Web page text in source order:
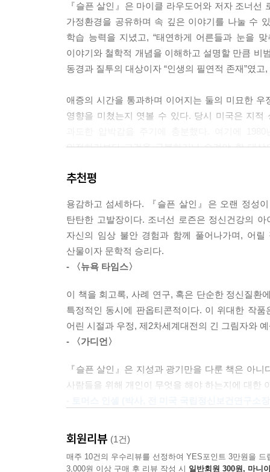
병이라는 악몽에서 깨어나보니 그는 본연의 자신
호자가 아니었다. 그들을 위안해주기엔 그들과
잘못된 줄이어야 했다. 내게 마이클과 나를 분리
--- p.331
“너 동성애자야?” 마이클이 답했다. “그보다 나빠.
는 말에서처럼-그 말에 담긴 유머는 고백의 충격
양복쟁이들은 마이클에게 부친 살해에 대해 이
라우턴이 겪은 것이었으며, 케빈이라는 인물 역
할 인물은 브래드 피트로 변경되었다. 디카프리
때문이다. 사실 확실히 결정된 건 하나도 없었다.
그리고 아마도 코트니 러브와 함께 출연하기로 예
해 마이클은 더 심한 압박을 받았다. 출판사측에
--- p.523
캐리는 동료들에게 모든 걸 터놓고 이야기하지는
열어주지 않는 날들이 있었다. 캐리가 아무리 자
을 어떻게 믿겠는가? 그런 날이면 캐리는 문 반대
--- p.569
있을까요?” 마이클이 말했다. 마이클은 캐리의 안
는 자신의 입 밖으로 흘러나오는 이야기에 다른
한 예감에 사로잡힌 듯했다. 설령 자신이 수사의
『슬픈 살인』은 마이클 라우도어와 저자 조너
가정환경을 공유하며 속 깊은 이야기를 나눌 수
학습 능력을 지녔고, “태연하게 어른들과 눈을
이야기와 철학적 개념을 이해하고 설명할 만큼 비
동경과 질투의 대상이자 “인생의 필연적 존재”였
애증의 시간을 통과하며 이어지는 둘의 미묘한
영향을 미쳤는지 엿볼 수 있다. 당시 미국은 지
인정하기보다 그것을 극복하거나 숨겨야 할 대
극복하고 ‘승리’했다는 증표였을까? 예일대 졸
전제로 한 불완전한 치료를 견디며, 승리할 방법
옮기는 데 필요한 비상한 힘보다 그것들이 정말로
조너선과 마이클은 함께 예일대에 입학하며 청
컨설팅 기업에 취직하며 부와 성공을 거머쥔
불과했던 증상이 점차 현실을 왜곡하는 망상으
의미를 부여하기 시작한다. 자신의 전화가 도청
이는 조현병의 전형적인 증상이기도 하다. 이 과
이후 치료를 통해 상태가 호전된 마이클은 끝내
망상에 사로잡힌 그가 임신한 여자친구를 잔인하
추천평
용감하고 섬세하다. 『슬픈 살인』은 오랜 정성
탄탄한 고발장이다. 조너선 로즌은 정신건강의
자신의 임상 불안 경험과 함께 풀어나가며, 어
산물이자 문학적 승리다.
- 〈뉴욕 타임스〉
이 책을 회고록, 사례 연구, 혹은 단순한 정신질환
특정적인 동시에 판옵티콘적이다. 이 위대한 작
어린 시절과 우정, 제2차세계대전의 긴 그림자와
- 〈가디언〉
『슬픈 살인』은 지성과 광기만을 다룬 책은 아
사람들을 위해 개인이 무엇을 해야 하는지에 대한
선언문이기도 한 이 책은 불편하지만 중요한 질문
걸작이 탄생했다. 마이클의 서사를 통해 우리
회원리뷰 (1건)
매주 10건의 우수리뷰를 선정하여 YES포인트 3만원을 드
3,000원 이상 구매 후 리뷰 작성 시 일반회원 300원, 마니